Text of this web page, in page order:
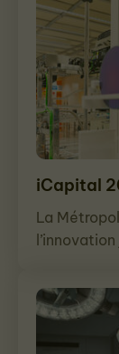
iCapital
La